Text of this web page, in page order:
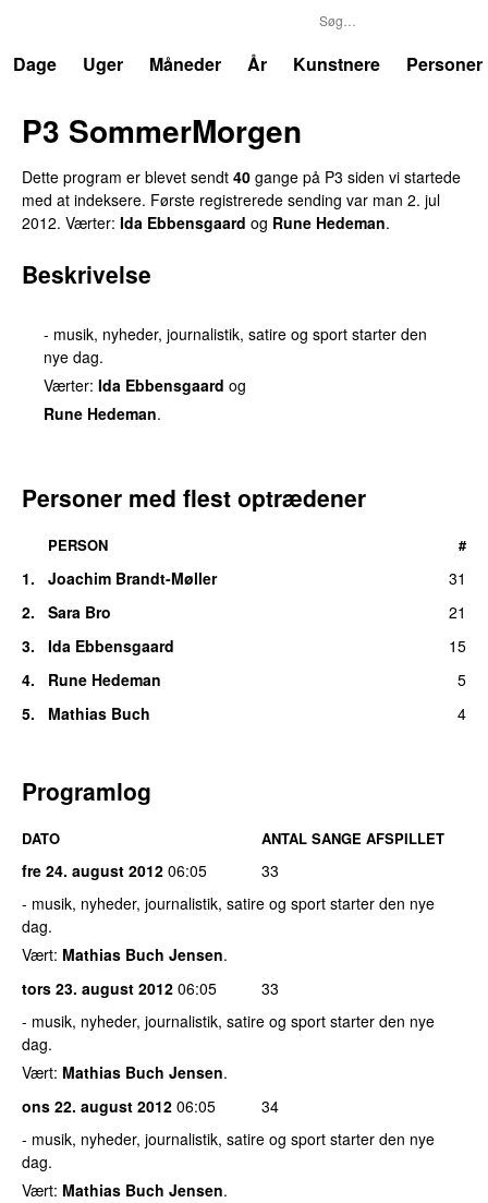
Dage
Uger Måneder År Kunstnere Personer
P3 SommerMorgen
Dette program er blevet sendt 40 gange på P3 siden vi startede
med at indeksere. Første registrerede sending var man 2. jul
2012. Værter: Ida Ebbensgaard og Rune Hedeman.
Beskrivelse
- musik, nyheder, journalistik, satire og sport starter den
nye dag.
Værter: Ida Ebbensgaard og
Rune Hedeman.
Personer med flest optrædener
PERSON #
1. Joachim Brandt-Møller
31
2.
Sara Bro
21
3.
Ida Ebbensgaard
15
4.
Rune Hedeman
5
5.
Mathias Buch 4
Programlog
DATO ANTAL SANGE AFSPILLET
fre 24. august 2012 06:05
33
- musik, nyheder, journalistik, satire og sport starter den nye
dag.
Vært: Mathias Buch Jensen.
tors 23. august 2012 06:05
33
- musik, nyheder, journalistik, satire og sport starter den nye
dag.
Vært: Mathias Buch Jensen.
ons 22. august 2012 06:05
34
- musik, nyheder, journalistik, satire og sport starter den nye
dag.
Vært: Mathias Buch Jensen.